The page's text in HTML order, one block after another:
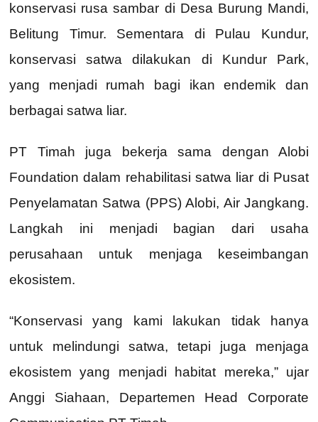
konservasi rusa sambar di Desa Burung Mandi,
Belitung Timur. Sementara di Pulau Kundur,
konservasi satwa dilakukan di Kundur Park,
yang menjadi rumah bagi ikan endemik dan
berbagai satwa liar.
PT Timah juga bekerja sama dengan Alobi
Foundation dalam rehabilitasi satwa liar di Pusat
Penyelamatan Satwa (PPS) Alobi, Air Jangkang.
Langkah ini menjadi bagian dari usaha
perusahaan untuk menjaga keseimbangan
ekosistem.
“Konservasi yang kami lakukan tidak hanya
untuk melindungi satwa, tetapi juga menjaga
ekosistem yang menjadi habitat mereka,” ujar
Anggi Siahaan, Departemen Head Corporate